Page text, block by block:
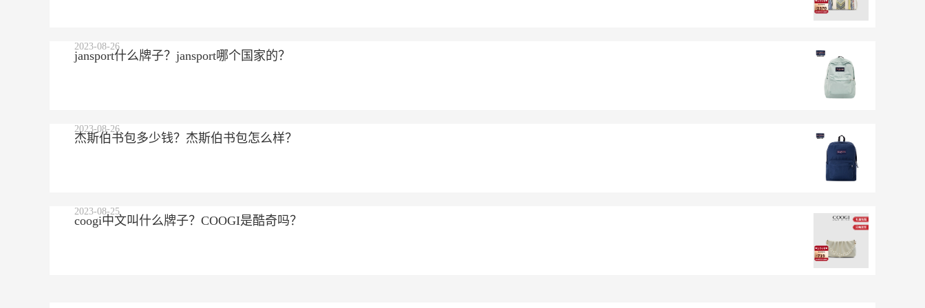
jansport什么牌子？jansport哪个国家的？
2023-08-26
杰斯伯书包多少钱？杰斯伯书包怎么样？
2023-08-26
coogi中文叫什么牌子？COOGI是酷奇吗？
2023-08-25